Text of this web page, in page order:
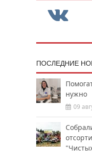
ПОСЛЕДНИЕ
нужно
09